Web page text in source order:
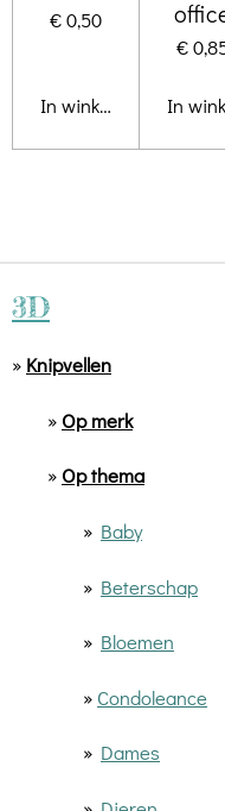
€ 0,50
In winkelwagen
€
In
3D
» Knipvellen
» Op merk
» Op thema
» Baby
» Beterschap
» Bloemen
» Condoleance
» Dames